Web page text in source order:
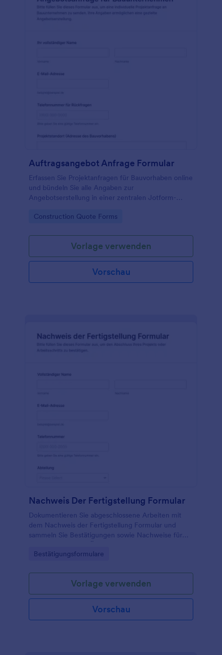
Auftragsangebot Anfrage Formular
Erfassen Sie Projektanfragen für Bauvorhaben online
und bündeln Sie alle Angaben zur
Angebotserstellung in einer zentralen Jotform-
Handwerksbetriebe.
Go to Category:
Construction Quote Forms
Vorlage verwenden
Vorschau
Nachweis Der Fertigstellung Formular
Dokumentieren Sie abgeschlossene Arbeiten mit
dem Nachweis der Fertigstellung Formular und
sammeln Sie Bestätigungen sowie Nachweise für
interne Prüfungen, Übergaben und
Projektabschlüsse in Teams, Betrieben und
Go to Category:
Bestätigungsformulare
Vorlage verwenden
Vorschau